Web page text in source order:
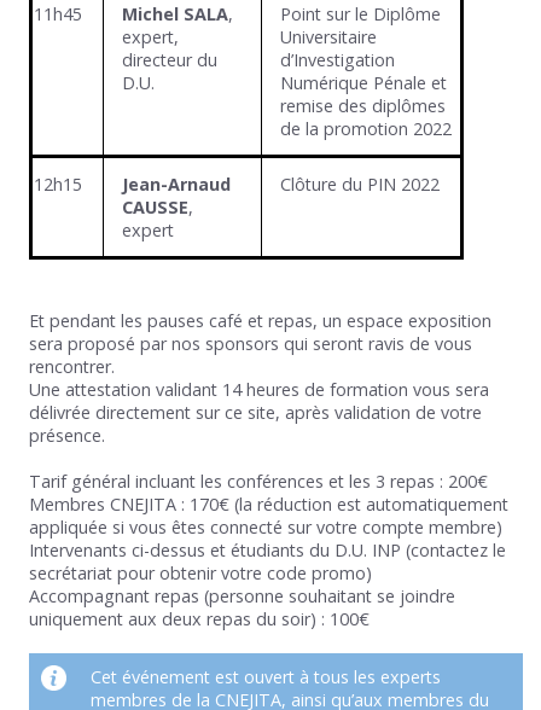
11h45 Michel SALA,
expert,
directeur du
D.U.
Point sur le Diplôme
Universitaire
d’Investigation
Numérique Pénale et
remise des diplômes
de la promotion 2022
12h15
Jean-Arnaud
CAUSSE,
expert
Clôture du PIN 2022
Et pendant les pauses café et repas, un espace exposition
sera proposé par nos sponsors qui seront ravis de vous
rencontrer.
Une attestation validant 14 heures de formation vous sera
délivrée directement sur ce site, après validation de votre
présence.
Tarif général incluant les conférences et les 3 repas : 200€
Membres CNEJITA : 170€ (la réduction est automatiquement
appliquée si vous êtes connecté sur votre compte membre)
Intervenants ci-dessus et étudiants du D.U. INP (contactez le
secrétariat pour obtenir votre code promo)
Accompagnant repas (personne souhaitant se joindre
uniquement aux deux repas du soir) : 100€
Cet événement est ouvert à tous les experts
membres de la CNEJITA, ainsi qu’aux membres du